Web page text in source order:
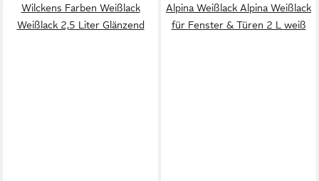
Wilckens Farben Weißlack
Weißlack 2,5 Liter Glänzend
Alpina Weißlack Alpina Weißlack
für Fenster & Türen 2 L weiß